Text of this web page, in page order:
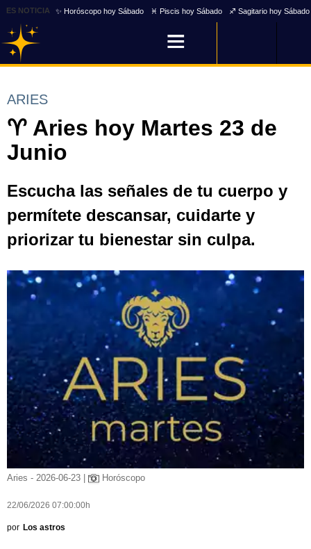
ES NOTICIA ✨ Horóscopo hoy Sábado ♓ Piscis hoy Sábado ♐ Sagitario hoy Sábado
ARIES
♈ Aries hoy Martes 23 de
Junio
Escucha las señales de tu cuerpo y
permítete descansar, cuidarte y
priorizar tu bienestar sin culpa.
Aries - 2026-06-23 | Horóscopo
22/06/2026 07:00:00h
por Los astros